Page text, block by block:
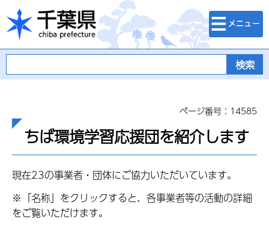
千葉県
検索・メニュ
ー
ページ番号：14585
ちば環境学習応援団を紹介します
現在23の事業者・団体にご協力いただいています。
※「名称」をクリックすると、各事業者等の活動の詳細
をご覧いただけます。